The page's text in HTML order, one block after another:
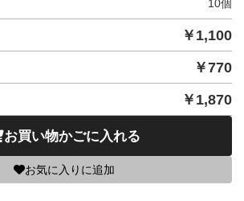
10個
￥ 1,100
￥770
￥ 1,870
お買い物かごに入れる
お気に入りに追加